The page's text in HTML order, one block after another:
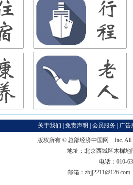
关于我们 免责声明 会员服务 广告
版权所有 © 总部经济中国网
Inc. All
地址：北京西城区木樨
电话：010-
邮箱：